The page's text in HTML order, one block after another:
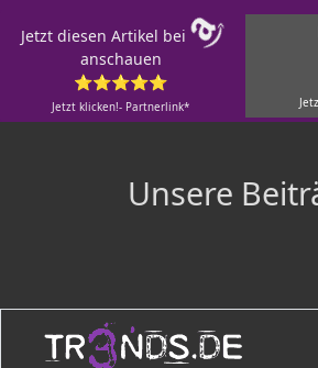
Jetzt diesen Artikel bei
anschauen
⭐⭐⭐⭐⭐
Jetzt klicken!- Partnerlink*
Unsere